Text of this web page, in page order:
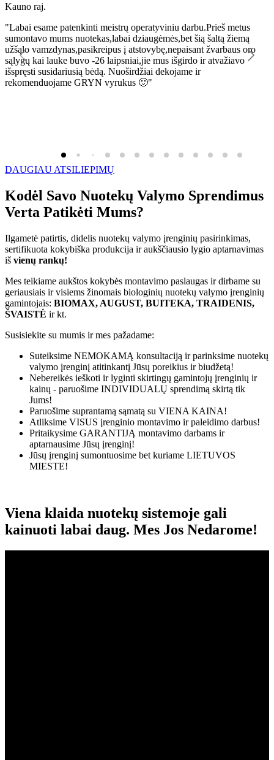
Kauno raj.
"Labai esame patenkinti meistrų operatyviniu darbu.Prieš metus
sumontavo mums nuotekas,labai dziaugėmės,bet šią šaltą žiemą
užšąlo vamzdynas,pasikreipus į atstovybę,nepaisant žvarbaus oro
sąlygų kai lauke buvo -26 laipsniai,jie mus išgirdo ir atvažiavo
išspręsti susidariusią bėdą. Nuoširdžiai dekojame ir
rekomenduojame GRYN vyrukus 🙂"
DAUGIAU ATSILIEPIMŲ
Kodėl Savo Nuotekų Valymo Sprendimus
Verta Patikėti Mums?
Ilgametė patirtis, didelis nuotekų valymo įrenginių pasirinkimas,
sertifikuota kokybiška produkcija ir aukščiausio lygio aptarnavimas
iš vienų rankų!
Mes teikiame aukštos kokybės montavimo paslaugas ir dirbame su
geriausiais ir visiems žinomais biologinių nuotekų valymo įrenginių
gamintojais: BIOMAX, AUGUST, BUITEKA, TRAIDENIS,
ŠVAISTĖ ir kt.
Susisiekite su mumis ir mes pažadame:
Suteiksime NEMOKAMĄ konsultaciją ir parinksime nuotekų
valymo įrenginį atitinkantį Jūsų poreikius ir biudžetą!
Nebereikės ieškoti ir lyginti skirtingų gamintojų įrenginių ir
kainų - paruošime INDIVIDUALŲ sprendimą skirtą tik
Jums!
Paruošime suprantamą sąmatą su VIENA KAINA!
Atliksime VISUS įrenginio montavimo ir paleidimo darbus!
Pritaikysime GARANTIJĄ montavimo darbams ir
aptarnausime Jūsų įrenginį!
Jūsų įrenginį sumontuosime bet kuriame LIETUVOS
MIESTE!
Viena klaida nuotekų sistemoje gali
kainuoti labai daug. Mes Jos Nedarome!